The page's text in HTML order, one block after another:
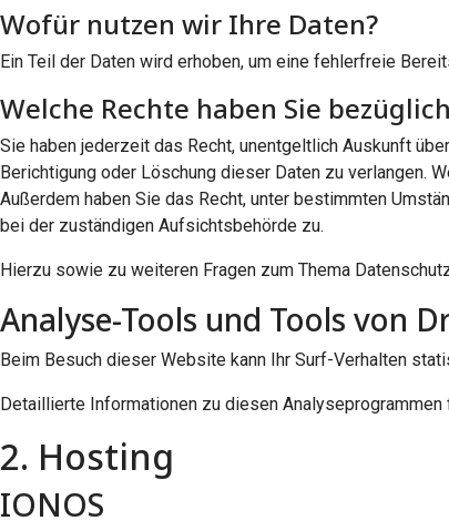
Wofür nutzen wir Ihre Daten?
Ein Teil der Daten wird erhoben, um eine fehlerfreie
Welche Rechte haben Sie
Sie haben jederzeit das Recht, unentgeltlich Auskunft
Berichtigung oder Löschung dieser Daten zu verlangen.
Außerdem haben Sie das Recht, unter bestimmten
bei der zuständigen Aufsichtsbehörde zu.
Hierzu sowie zu weiteren Fragen zum Thema
Analyse-Tools und Tools von
Beim Besuch dieser Website kann Ihr Surf-Verhalten
Detaillierte Informationen zu diesen
2. Hosting
IONOS